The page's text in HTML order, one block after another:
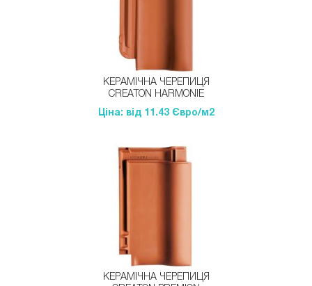
КЕРАМІЧНА ЧЕРЕПИЦЯ
CREATON HARMONIE
Ціна: від 11.43 Євро/м2
КЕРАМІЧНА ЧЕРЕПИЦЯ